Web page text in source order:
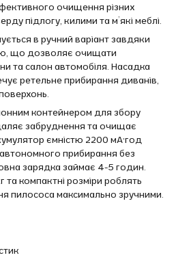
очищення різних
підлогу, килими та м’які меблі.
в ручний варіант завдяки
що дозволяє очищати
та салон автомобіля. Насадка
ретельне прибирання диванів,
контейнером для збору
забруднення та очищає
ємністю 2200 мА·год
прибирання без
зарядка займає 4-5 годин.
компактні розміри роблять
пилососа максимально зручними.